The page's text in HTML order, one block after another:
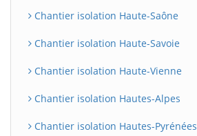
Chantier isolation Haute-Saône
Chantier isolation Haute-Savoie
Chantier isolation Haute-Vienne
Chantier isolation Hautes-Alpes
Chantier isolation Hautes-Pyrénées